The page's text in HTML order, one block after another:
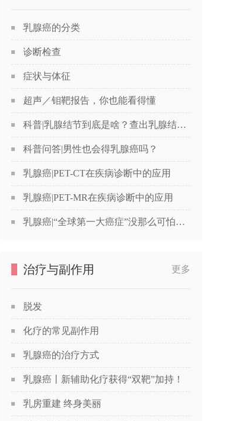
乳腺癌的分类
诊断检查
症状与体征
超声／钼靶报告，你也能看得懂
科普|乳腺结节到底是啥？查出乳腺结节，会发展成癌吗？
科普问答|男性也会得乳腺癌吗？
乳腺癌|PET-CT在疾病诊断中的应用
乳腺癌|PET-MR在疾病诊断中的应用
乳腺癌|“全球第一大癌症”没那么可怕，苏教授喊你做筛查！
治疗与副作用 更多
脱发
化疗的常见副作用
乳腺癌的治疗方式
乳腺癌丨新辅助化疗获得“双靶”加持！
乳房重建 终身美丽